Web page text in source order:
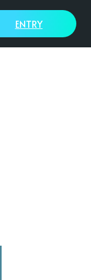
ENTRY